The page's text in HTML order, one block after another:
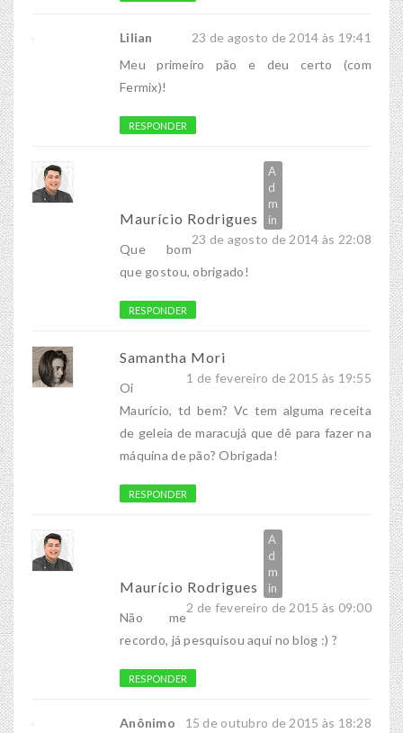
Lilian
23 de agosto de 2014 às 19:41
Meu primeiro pão e deu certo (com
Fermix)!
RESPONDER
Maurício Rodrigues
23 de agosto de 2014 às 22:08
Que bom
que gostou, obrigado!
RESPONDER
Samantha Mori
1 de fevereiro de 2015 às 19:55
Oi
Maurício, td bem? Vc tem alguma receita
de geleia de maracujá que dê para fazer na
máquina de pão? Obrigada!
RESPONDER
Maurício Rodrigues
2 de fevereiro de 2015 às 09:00
Não me
recordo, já pesquisou aqui no blog :) ?
RESPONDER
Anônimo
15 de outubro de 2015 às 18:28